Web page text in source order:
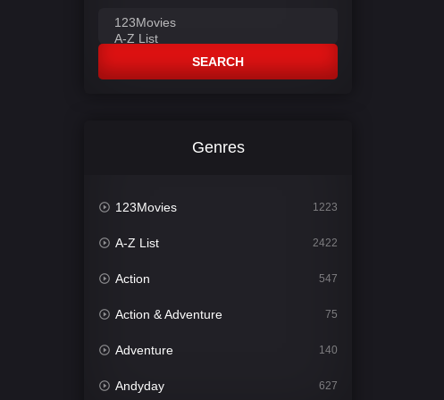
SEARCH
Genres
123Movies 1223
A-Z List 2422
Action 547
Action & Adventure 75
Adventure 140
Andyday 627